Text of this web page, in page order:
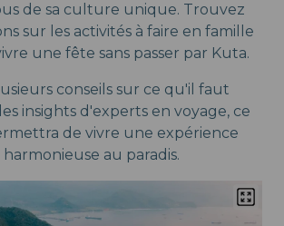
de sa culture unique. Trouvez
sur les activités à faire en famille
une fête sans passer par Kuta.
conseils sur ce qu'il faut
insights d'experts en voyage, ce
de vivre une expérience
au paradis.